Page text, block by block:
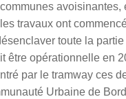
avoisinantes,
travaux ont
toute la
être opérationnelle en
par le tramway ces
Urbaine de